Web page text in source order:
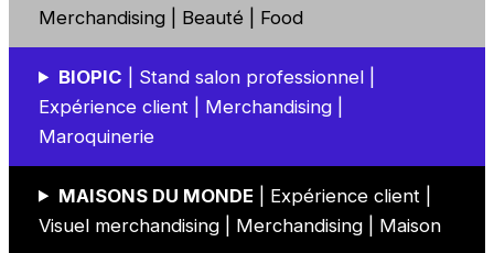
Merchandising | Beauté | Food
BIOPIC | Stand salon professionnel |
Expérience client | Merchandising |
Maroquinerie
MAISONS DU MONDE | Expérience client |
Visuel merchandising | Merchandising | Maison